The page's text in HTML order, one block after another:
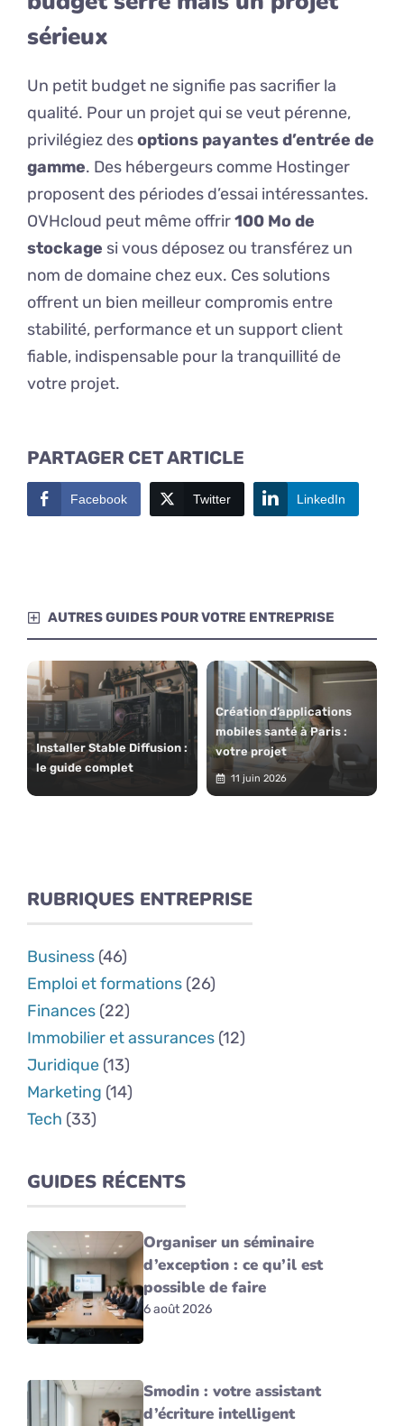
sérieux
Un petit budget ne signifie pas sacrifier la
qualité. Pour un projet qui se veut pérenne,
privilégiez desoptions payantes d’entrée de
gamme. Des hébergeurs comme Hostinger
proposent des périodes d’essai intéressantes.
OVHcloud peut même offrir100 Mo de
stockage si vous déposez ou transférez un
nom de domaine chez eux. Ces solutions
offrent un bien meilleur compromis entre
stabilité, performance et un support client
fiable, indispensable pour la tranquillité de
votre projet.
PARTAGER CET ARTICLE
Facebook Twitter LinkedIn
AUTRES GUIDES POUR VOTRE ENTREPRISE
Installer Stable Diffusion :
le guide complet
Création d’applications
mobiles santé à Paris :
votre projet
11 juin 2026
RUBRIQUES ENTREPRISE
Business (46)
Emploi et formations (26)
Finances (22)
Immobilier et assurances (12)
Juridique (13)
Marketing (14)
Tech (33)
GUIDES RÉCENTS
Organiser un séminaire
d’exception : ce qu’il est
possible de faire
6 août 2026
Smodin : votre assistant
d’écriture intelligent